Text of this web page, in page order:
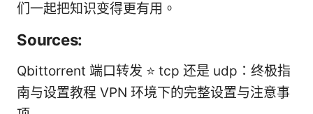
们一起把知识变得更有用。
Sources:
Qbittorrent 端口转发 ⭐ tcp 还是 udp：终极指
南与设置教程 VPN 环境下的完整设置与注意事